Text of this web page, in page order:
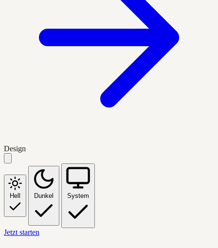
Design
Hell Dunkel System
Jetzt starten